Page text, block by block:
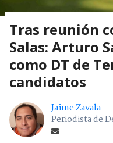
Tras reunión
Salas: Arturo
como DT de
candidatos
Jaime Zavala
Periodista de